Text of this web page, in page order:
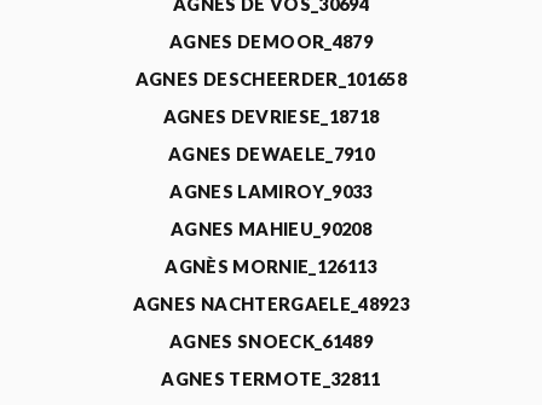
AGNÈS DE VOS_30694
AGNES DEMOOR_4879
AGNES DESCHEERDER_101658
AGNES DEVRIESE_18718
AGNES DEWAELE_7910
AGNES LAMIROY_9033
AGNES MAHIEU_90208
AGNÈS MORNIE_126113
AGNES NACHTERGAELE_48923
AGNES SNOECK_61489
AGNES TERMOTE_32811